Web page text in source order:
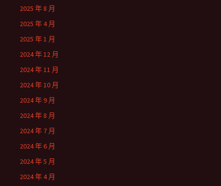
2025 年 8 月
2025 年 4 月
2025 年 1 月
2024 年 12 月
2024 年 11 月
2024 年 10 月
2024 年 9 月
2024 年 8 月
2024 年 7 月
2024 年 6 月
2024 年 5 月
2024 年 4 月